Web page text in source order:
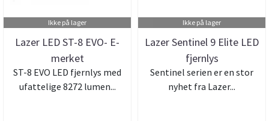
Ikke på lager
Lazer LED ST-8 EVO- E-
merket
ST-8 EVO LED fjernlys med
ufattelige 8272 lumen...
Ikke på lager
Lazer Sentinel 9 Elite LED
fjernlys
Sentinel serien er en stor
nyhet fra Lazer...